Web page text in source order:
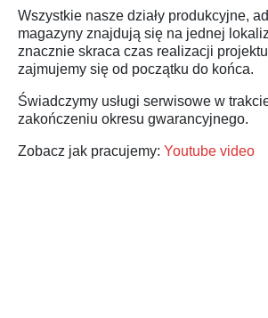
Wszystkie nasze działy produkcyjne,
magazyny znajdują się na jednej
znacznie skraca czas realizacji
zajmujemy się od początku do końca.
Świadczymy usługi serwisowe w
zakończeniu okresu gwarancyjnego.
Zobacz jak pracujemy: Youtube video